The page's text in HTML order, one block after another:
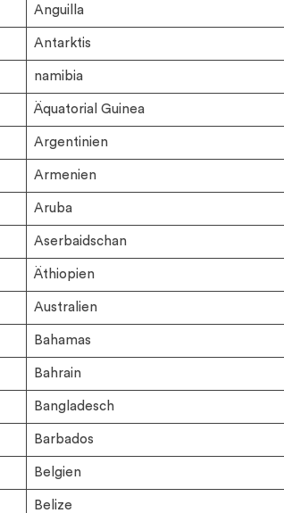
Anguilla
Antarktis
namibia
Äquatorial Guinea
Argentinien
Armenien
Aruba
Aserbaidschan
Äthiopien
Australien
Bahamas
Bahrain
Bangladesch
Barbados
Belgien
Belize